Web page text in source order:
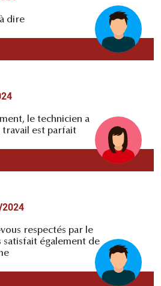
dire
le technicien a
travail est parfait
respectés par le
satisfait également de